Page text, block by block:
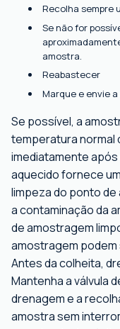
Recolha sempre
Se não for
amostra.
Reabastecer
Marque e envie
Se possível, a
temperatura normal
imediatamente
aquecido fornece
limpeza do ponto
a contaminação da
de amostragem
amostragem
Antes da colheita,
Mantenha a válvula
drenagem e a
amostra sem